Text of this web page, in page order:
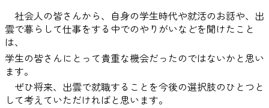
社会人の皆さんから、自身の学生時代や就活のお話や、出
雲で暮らして仕事をする中でのやりがいなどを聞けたこと
は、
学生の皆さんにとって貴重な機会だったのではないかと思い
ます。
ぜひ将来、出雲で就職することを今後の選択肢のひとつと
して考えていただければと思います。